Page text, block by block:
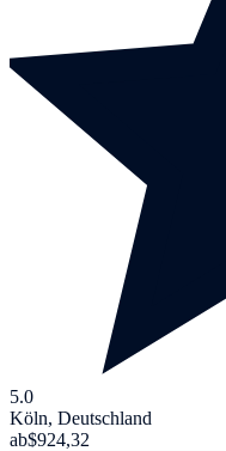
5.0
Köln, Deutschland
ab$924,32